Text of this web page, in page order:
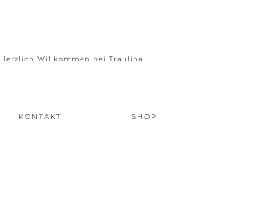
Herzlich Willkommen bei Traulina
KONTAKT SHOP